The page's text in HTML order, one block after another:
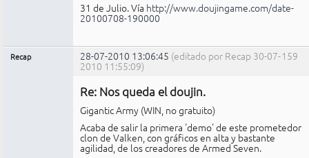
31 de Julio. Vía http://www.doujingame.com/date-
20100708-190000
159
Recap 28-07-2010 13:06:45 (editado por Recap 30-07-
2010 11:55:09)
Re: Nos queda el doujin.
Gigantic Army (WIN, no gratuito)
Acaba de salir la primera 'demo' de este prometedor
clon de Valken, con gráficos en alta y bastante
agilidad, de los creadores de Armed Seven.